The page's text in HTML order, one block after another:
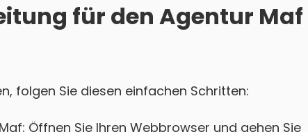
für den Agentur Maf
folgen Sie diesen einfachen Schritten:
Öffnen Sie Ihren Webbrowser und gehen Sie